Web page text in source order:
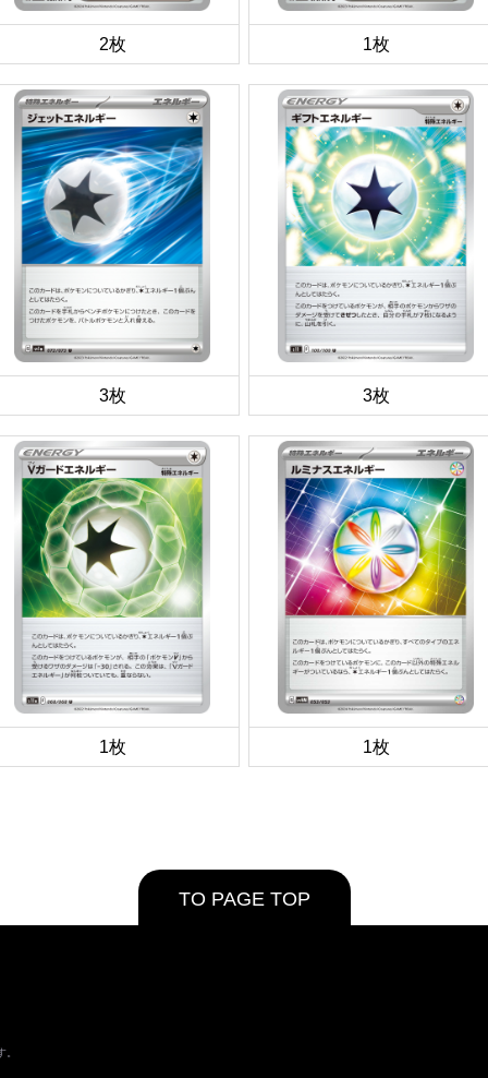
2枚 1枚
3枚 3枚
1枚 1枚
TO PAGE TOP